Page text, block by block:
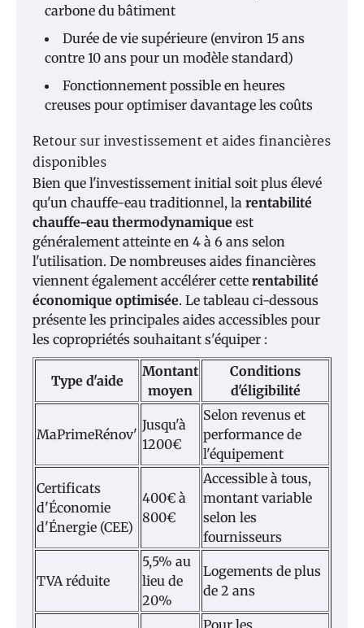
carbone du bâtiment
Durée de vie supérieure (environ 15 ans
contre 10 ans pour un modèle standard)
Fonctionnement possible en heures
creuses pour optimiser davantage les coûts
Retour sur investissement et aides financières
disponibles
Bien que l'investissement initial soit plus élevé
qu'un chauffe-eau traditionnel, la rentabilité
chauffe-eau thermodynamique est
généralement atteinte en 4 à 6 ans selon
l'utilisation. De nombreuses aides financières
viennent également accélérer cette rentabilité
économique optimisée. Le tableau ci-dessous
présente les principales aides accessibles pour
les copropriétés souhaitant s'équiper :
Type d'aide
Montant
moyen
Conditions
d'éligibilité
MaPrimeRénov'
Jusqu'à
1200€
Selon revenus et
performance de
l'équipement
Certificats
d'Économie
d'Énergie (CEE)
400€ à
800€
Accessible à tous,
montant variable
selon les
fournisseurs
TVA réduite
5,5% au
lieu de
20%
Logements de plus
de 2 ans